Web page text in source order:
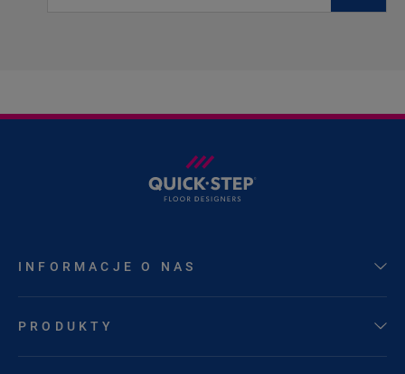
INFORMACJE O NAS
PRODUKTY